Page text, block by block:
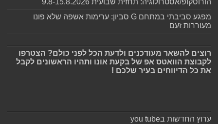
הורוסקופ/אסטרולוגיה: תחזית שבועית 9.8-15.8.2026
מפגע סביבתי במתחם G סביון: ערימות אשפה שלא פונו
מעוררות זעם
רוצים להשאר מעודכנים ולדעת הכל לפני כולם? הצטרפו
לקבוצת הוואטס אפ של בקעת אונו ותהיו הראשונים לקבל
את כל הדיווחים בעיר שלכם !
ערוץ החדשות בyou tube